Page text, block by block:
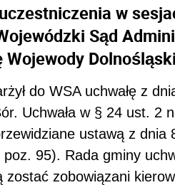
w
Sąd
do WSA uchwałę z
Uchwała w § 24 ust. 2
ustawą z
95). Rada gminy
zostać zobowiązani